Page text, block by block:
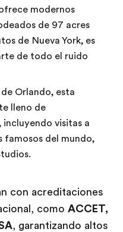
modernos
de 97 acres
de Nueva York, es
de todo el ruido
Orlando, esta
lleno de
incluyendo visitas a
famosos del mundo,
con acreditaciones
como ACCET,
, garantizando altos